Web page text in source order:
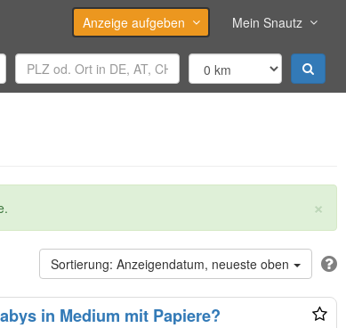
Anzeige aufgeben Mein Snautz
×
Anzeigendatum, neueste oben
in Medium mit Papiere?